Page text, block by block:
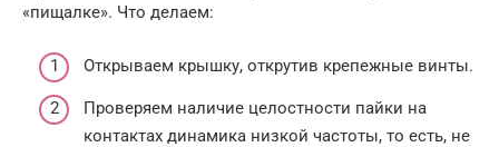
«пищалке». Что делаем:
Открываем крышку, открутив крепежные винты.
Проверяем наличие целостности пайки на
контактах динамика низкой частоты, то есть, не